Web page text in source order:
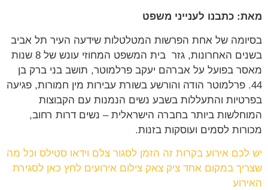
מאת: כתבנו לענייני משפט
בסיומה של אחת הפרשות המטלטלות שידעה העיר תל אביב
בשנים האחרונות, גזר בית המשפט המחוזי עונש של 8 שנות
מאסר בפועל על אברהם יעקב פרלמוטר, תושב בני ברק בן
44. פרלמוטר הודה והורשע בשורת עבירות מין חמורות, פגיעה
בפרטיות והתעללות בשבע נשים הנמנות עם הקבוצות
המוחלשות ביותר בחברה הישראלית – נשים דרות רחוב,
מכורות לסמים ועוסקות בזנות.
יש לכם אירוע בקרות זה הזמן לסגור צלם וידאו סטילס וכל מה
שצריך במקום אחד ציק צאק צילום אירועים לחץ כאן לסגירת
האירוע